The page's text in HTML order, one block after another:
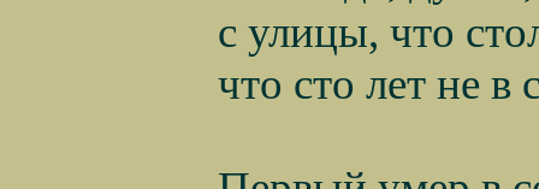
с улицы, что
что сто лет не в